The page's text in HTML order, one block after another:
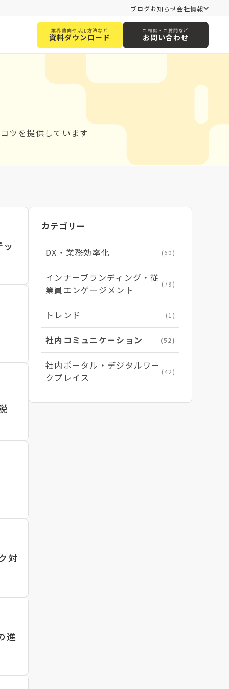
ブログお知らせ会社情報
業界動向や活用方法など
資料ダウンロード
ご相談・ご質問など
お問い合わせ
ツを提供しています
対
進
カテゴリー
DX・業務効率化 (60)
インナーブランディング・従
業員エンゲージメント
(79)
トレンド (1)
社内コミュニケーション (52)
社内ポータル・デジタルワー
クプレイス
(42)